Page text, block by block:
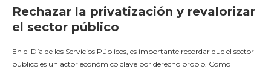
Rechazar la privatización y revalorizar
el sector público
En el Día de los Servicios Públicos, es importante recordar que el sector
público es un actor económico clave por derecho propio. Como